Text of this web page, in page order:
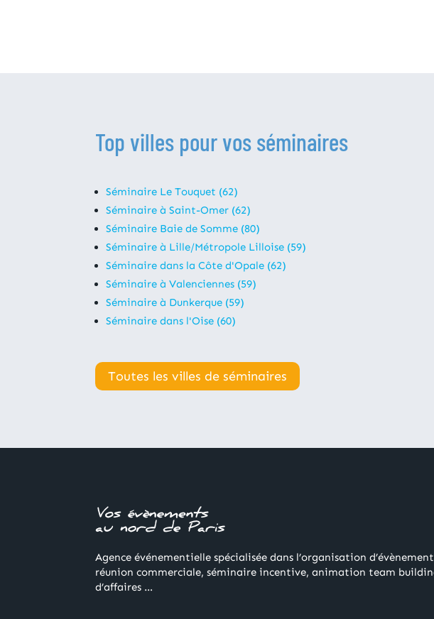
Top villes pour vos séminaires
Séminaire Le Touquet (62)
Séminaire à Saint-Omer (62)
Séminaire Baie de Somme (80)
Séminaire à Lille/Métropole Lilloise (59)
Séminaire dans la Côte d'Opale (62)
Séminaire à Valenciennes (59)
Séminaire à Dunkerque (59)
Séminaire dans l'Oise (60)
Toutes les villes de séminaires
Agence événementielle spécialisée dans l’organisation
réunion commerciale, séminaire incentive, animation team
d’affaires …